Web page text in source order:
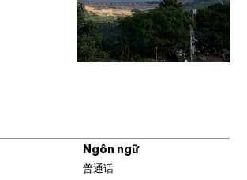
Ngôn ngữ
普通话